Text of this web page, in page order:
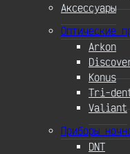
Аксессуары
Оптические
Arkon
Konus
Tri-
Valiant
Приборы
DNT